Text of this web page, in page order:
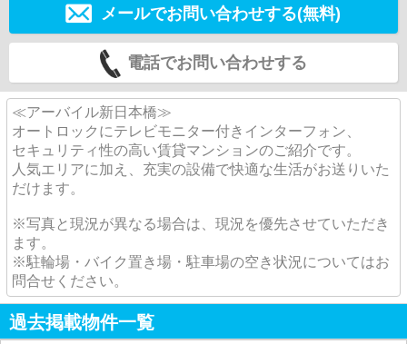
メールでお問い合わせする(無料)
電話でお問い合わせする
≪アーバイル新日本橋≫
オートロックにテレビモニター付きインターフォン、
セキュリティ性の高い賃貸マンションのご紹介です。
人気エリアに加え、充実の設備で快適な生活がお送りいた
だけます。
※写真と現況が異なる場合は、現況を優先させていただき
ます。
※駐輪場・バイク置き場・駐車場の空き状況についてはお
問合せください。
過去掲載物件一覧